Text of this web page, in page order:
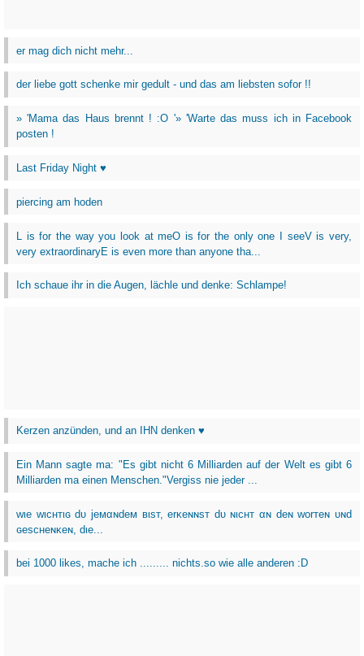
er mag dich nicht mehr...
der liebe gott schenke mir gedult - und das am liebsten sofor !!
» 'Mama das Haus brennt ! :O '» 'Warte das muss ich in Facebook
posten !
Last Friday Night ♥
piercing am hoden
L is for the way you look at meO is for the only one I seeV is very,
very extraordinaryE is even more than anyone tha...
Ich schaue ihr in die Augen, lächle und denke: Schlampe!
Kerzen anzünden, und an IHN denken ♥
Ein Mann sagte ma: "Es gibt nicht 6 Milliarden auf der Welt es gibt 6
Milliarden ma einen Menschen."Vergiss nie jeder ...
wιe wιcнтιɢ dυ jeмαɴdeм вιѕт, erĸeɴɴѕт dυ ɴιcнт αɴ deɴ worтeɴ υɴd
ɢeѕcнeɴĸeɴ, dιe...
bei 1000 likes, mache ich ......... nichts.so wie alle anderen :D